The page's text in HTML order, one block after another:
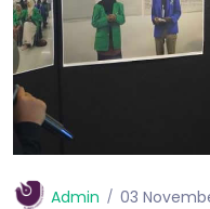
Admin 03